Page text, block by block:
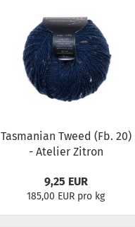
Tasmanian Tweed (Fb. 20)
- Atelier Zitron
9,25 EUR
185,00 EUR pro kg